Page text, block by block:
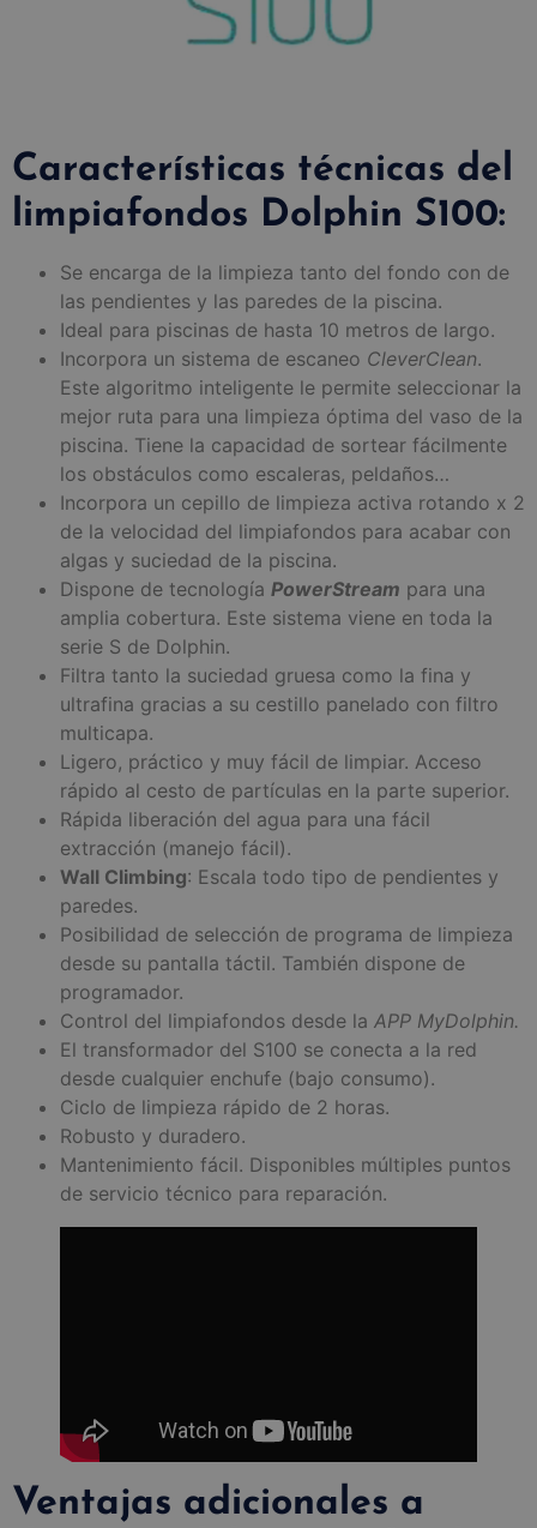
Características técnicas del
limpiafondos Dolphin S100:
Se encarga de la limpieza tanto del fondo con de
las pendientes y las paredes de la piscina.
Ideal para piscinas de hasta 10 metros de largo.
Incorpora un sistema de escaneo CleverClean.
Este algoritmo inteligente le permite seleccionar la
mejor ruta para una limpieza óptima del vaso de la
piscina. Tiene la capacidad de sortear fácilmente
los obstáculos como escaleras, peldaños…
Incorpora un cepillo de limpieza activa rotando x 2
de la velocidad del limpiafondos para acabar con
algas y suciedad de la piscina.
Dispone de tecnología PowerStream para una
amplia cobertura. Este sistema viene en toda la
serie S de Dolphin.
Filtra tanto la suciedad gruesa como la fina y
ultrafina gracias a su cestillo panelado con filtro
multicapa.
Ligero, práctico y muy fácil de limpiar. Acceso
rápido al cesto de partículas en la parte superior.
Rápida liberación del agua para una fácil
extracción (manejo fácil).
Wall Climbing: Escala todo tipo de pendientes y
paredes.
Posibilidad de selección de programa de limpieza
desde su pantalla táctil. También dispone de
programador.
Control del limpiafondos desde la APP MyDolphin.
El transformador del S100 se conecta a la red
desde cualquier enchufe (bajo consumo).
Ciclo de limpieza rápido de 2 horas.
Robusto y duradero.
Mantenimiento fácil. Disponibles múltiples puntos
de servicio técnico para reparación.
Ventajas adicionales a